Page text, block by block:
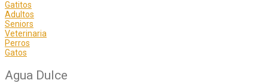
Gatitos
Adultos
Seniors
Veterinaria
Perros
Gatos
Agua Dulce